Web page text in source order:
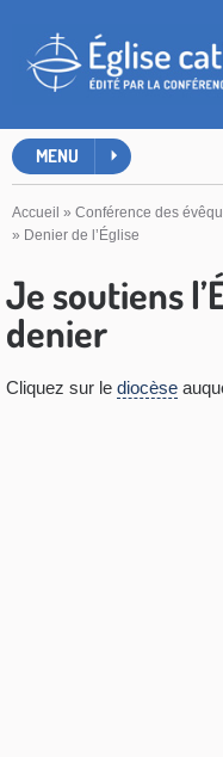
MENU
Accueil » Conférence des
» Denier de l’Église
Je soutiens
denier
Cliquez sur le diocèse